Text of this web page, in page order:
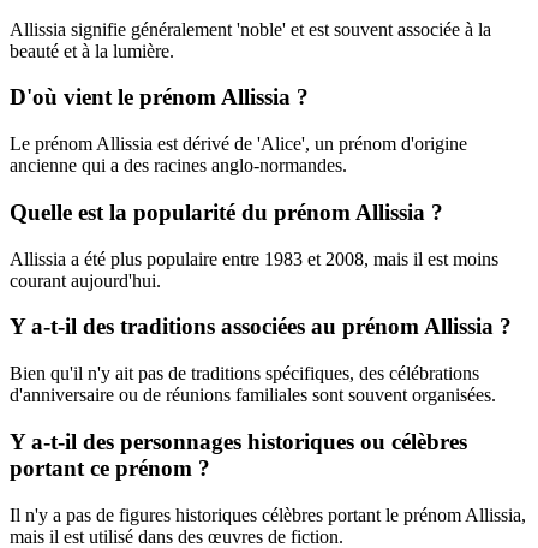
Allissia signifie généralement 'noble' et est souvent associée à la
beauté et à la lumière.
D'où vient le prénom Allissia ?
Le prénom Allissia est dérivé de 'Alice', un prénom d'origine
ancienne qui a des racines anglo-normandes.
Quelle est la popularité du prénom Allissia ?
Allissia a été plus populaire entre 1983 et 2008, mais il est moins
courant aujourd'hui.
Y a-t-il des traditions associées au prénom Allissia ?
Bien qu'il n'y ait pas de traditions spécifiques, des célébrations
d'anniversaire ou de réunions familiales sont souvent organisées.
Y a-t-il des personnages historiques ou célèbres
portant ce prénom ?
Il n'y a pas de figures historiques célèbres portant le prénom Allissia,
mais il est utilisé dans des œuvres de fiction.